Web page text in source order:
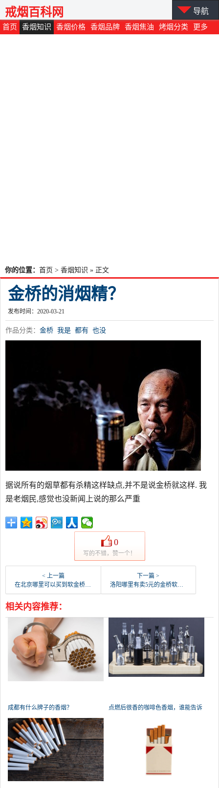
首页 香烟知识 香烟价格 香烟品牌 香烟焦油 烤烟分类 更多
戒烟百科网 导航
你的位置： 首页 > 香烟知识 » 正文
金桥的消烟精？
发布时间：2020-03-21
作品分类： 金桥 我是 都有 也没
据说所有的烟草都有杀精这样缺点,并不是说金桥就这样. 我
是老烟民,感觉也没新闻上说的那么严重
0
写的不错，赞一个！
< 上一篇
在北京哪里可以买到软金桥香烟？
下一篇 >
洛阳哪里有卖5元的金桥软盒香烟？
相关内容推荐：
成都有什么牌子的香烟？
点燃后很香的咖啡色香烟，谁能告诉